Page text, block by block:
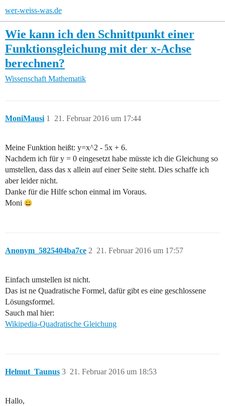
wer-weiss-was.de
Wie kann ich den Schnittpunkt einer
Funktionsgleichung mit der x-Achse
berechnen?
Wissenschaft Mathematik
MoniMausi 21. Februar 2016 um 17:44
1
Meine Funktion heißt: y=x^2 - 5x + 6.
Nachdem ich für y = 0 eingesetzt habe müsste ich die Gleichung so
umstellen, dass das x allein auf einer Seite steht. Dies schaffe ich
aber leider nicht.
Danke für die Hilfe schon einmal im Voraus.
Moni
Anonym_5825404ba7ce 21. Februar 2016 um 17:57
2
Einfach umstellen ist nicht.
Das ist ne Quadratische Formel, dafür gibt es eine geschlossene
Lösungsformel.
Sauch mal hier:
Wikipedia-Quadratische Gleichung
Helmut_Taunus 21. Februar 2016 um 18:53
3
Hallo,